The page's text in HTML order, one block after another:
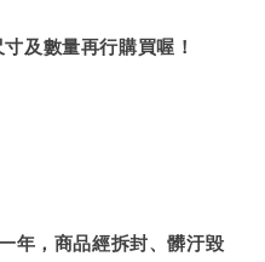
及數量再行購買喔！
年，商品經拆封、髒汙毀